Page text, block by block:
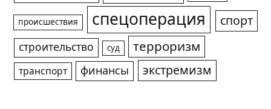
происшествия спецоперация спорт
строительство суд терроризм
транспорт финансы экстремизм